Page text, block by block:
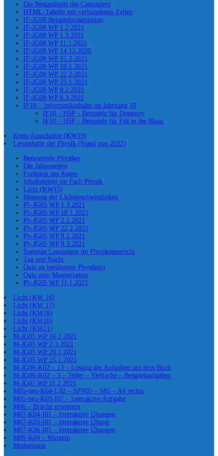
Die Bestandteile des Computers
HTML-Tabelle mit verbundenen Zellen
IF-JG08 Beispielpräsentation
IF-JG08 WP 1.2.2021
IF-JG08 WP 1.3.2021
IF-JG08 WP 11.1.2021
IF-JG08 WP 14.12.2020
IF-JG08 WP 15.2.2021
IF-JG08 WP 18.1.2021
IF-JG08 WP 22.2.2021
IF-JG08 WP 25.1.2021
IF-JG08 WP 8.2.2021
IF-JG08 WP 8.3.2021
IF10 – Informatikinhalte im Jahrgang 10
IF10 – H5P – Beispiele für Dominos
IF10 – H5P – Beispiele für Fill in the Blanc
Kreis-Ausschnitte (KW19)
Lerninhalte der Physik (Stand von 2022)
Bedeutende Physiker
Die Jahreszeiten
Funktion des Auges
Inhaltsfelder im Fach Physik
Licht (KW15)
Messung der Lichtgeschwindigkeit
Ph-JG05 WP 1.3.2021
Ph-JG05 WP 18.1.2021
Ph-JG05 WP 2.2.2021
Ph-JG05 WP 22.2.2021
Ph-JG05 WP 8.2.2021
Ph-JG05 WP 8.3.2021
Sonstige Leistungen im Physikunterricht
Tag und Nacht
Quiz zu berühmten Physikern
Quiz zum Magnetismus
Ph-JG05 WP 11.1.2021
Licht (KW 16)
Licht (KW 17)
Licht (KW18)
Licht (KW20)
Licht (KW21)
M-JG05 WP 16.2.2021
M-JG05 WP 2.3.2021
M-JG05 WP 20.1.2021
M-JG05 WP 25.1.2021
M-JG06-K02 – 13 – Lösung der Aufgaben aus dem Buch
M-JG06-K02 – 3 – Teiler – Vielfache – Beispielaufgaben
M-JG07 WP 11.2.2021
M05-neu-K04-L02 – SPN05 – S85 – A4 rechts
M05-neu-K05-I07 – Interaktive Aufgabe
M06 – Brüche erweitern
M07-K04-I01 – Interaktive Übungen
M07-K05-I01 – Interaktive Übung
M07-K06-I01 – Interaktive Übungen
M09-K04 – Wurzeln
Mathematik